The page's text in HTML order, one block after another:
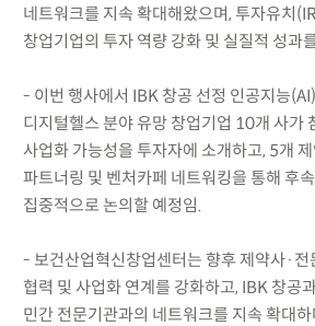
네트워크를 지속 확대해왔으며, 투자유치
창업기업의 투자 역량 강화 및 실질적 성과
- 이번 행사에서 IBK 창공 선정 인공지능
디지털헬스 분야 유망 창업기업 10개 사가
사업화 가능성을 투자자에 소개하고, 5개
파트너링 및 벤처카페 네트워킹을 통해 후
집중적으로 논의할 예정임.
- 보건산업혁신창업센터는 향후 제약사·
협력 및 사업화 연계를 강화하고, IBK 창공
민간 전문기관과의 네트워크를 지속 확대